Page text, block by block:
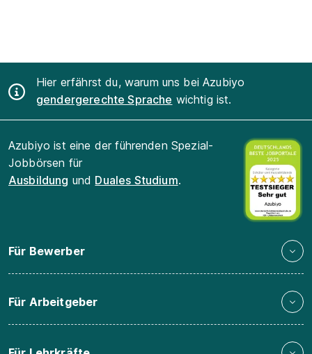
Hier erfährst du, warum uns bei Azubiyo
gendergerechte Sprache wichtig ist.
Azubiyo ist eine der führenden Spezial-
Jobbörsen für
Ausbildung und Duales Studium.
Für Bewerber
Für Arbeitgeber